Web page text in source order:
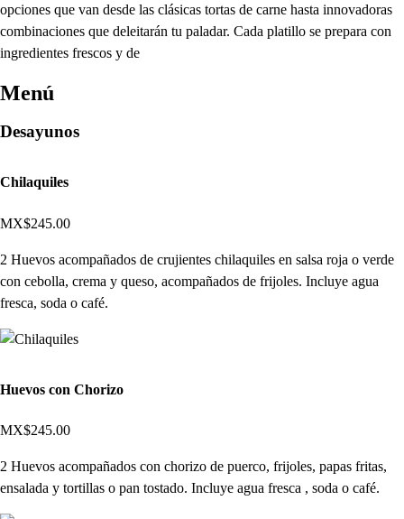
opciones que van desde las clásicas tortas de carne hasta innovadoras
combinaciones que deleitarán tu paladar. Cada platillo se prepara con
ingredientes frescos y de
Menú
Desayunos
Chilaquiles
MX$245.00
2 Huevos acompañados de crujientes chilaquiles en salsa roja o verde
con cebolla, crema y queso, acompañados de frijoles. Incluye agua
fresca, soda o café.
Huevos con Chorizo
MX$245.00
2 Huevos acompañados con chorizo de puerco, frijoles, papas fritas,
ensalada y tortillas o pan tostado. Incluye agua fresca , soda o café.